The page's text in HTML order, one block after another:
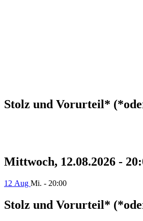
Stolz und Vorurteil*
Mittwoch, 12.08.2026 -
12 Aug Mi. - 20:00
Stolz und Vorurteil*